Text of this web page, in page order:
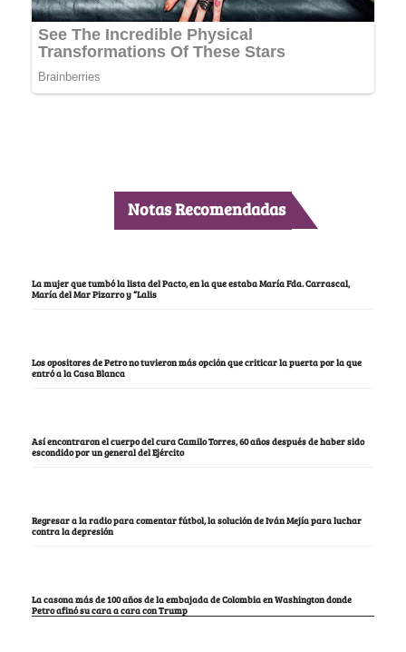
Notas Recomendadas
La mujer que tumbó la lista del Pacto, en la que estaba María Fda. Carrascal,
María del Mar Pizarro y “Lalis
Los opositores de Petro no tuvieron más opción que criticar la puerta por la que
entró a la Casa Blanca
Así encontraron el cuerpo del cura Camilo Torres, 60 años después de haber sido
escondido por un general del Ejército
Regresar a la radio para comentar fútbol, la solución de Iván Mejía para luchar
contra la depresión
La casona más de 100 años de la embajada de Colombia en Washington donde
Petro afinó su cara a cara con Trump